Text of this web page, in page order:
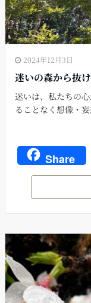
2024年12月3日
迷いの森から抜
迷いは、私たちの
ることなく想像・妄
Share